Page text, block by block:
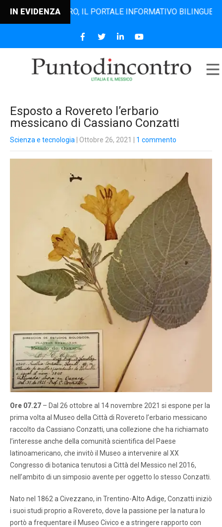
IN EVIDENZAIL PORTALE INFORMATIVO BILINGUE CHE
Esposto a Rovereto l’erbario
messicano di Cassiano Conzatti
Scienza e tecnologia | Ottobre 26, 2021 1 commento
Ore 07.27 – Dal 26 ottobre al 14 novembre 2021 si espone per la
prima volta al Museo della Città di Rovereto l’erbario messicano
raccolto da Cassiano Conzatti, una collezione che ha richiamato
l’interesse anche della comunità scientifica del Paese
latinoamericano, che invitò il Museo a intervenire al XX
Congresso di botanica tenutosi a Città del Messico nel 2016,
nell’ambito di un simposio avente per oggetto lo stesso Conzatti.
Nato nel 1862 a Civezzano, in Trentino-Alto Adige, Conzatti iniziò
i suoi studi proprio a Rovereto, dove la passione per la natura lo
portò a frequentare il Museo Civico e a stringere rapporto con